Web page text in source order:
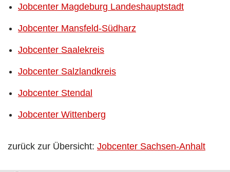
Jobcenter Magdeburg Landeshauptstadt
Jobcenter Mansfeld-Südharz
Jobcenter Saalekreis
Jobcenter Salzlandkreis
Jobcenter Stendal
Jobcenter Wittenberg
zurück zur Übersicht: Jobcenter Sachsen-Anhalt